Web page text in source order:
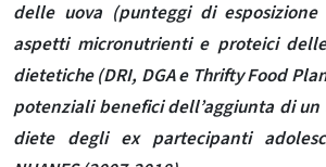
delle uova (punteggi di
aspetti micronutrienti e proteici
dietetiche (DRI, DGA e Thrifty Food
potenziali benefici dell’aggiunta di
diete degli ex partecipanti